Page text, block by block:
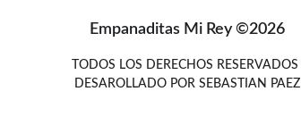
Empanaditas Mi Rey ©2026
TODOS LOS DERECHOS RESERVADOS
DESAROLLADO POR SEBASTIAN PAEZ